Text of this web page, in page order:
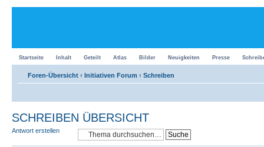
Startseite Inhalt Geteilt Atlas Bilder Neuigkeiten Presse
Foren-Übersicht ‹ Initiativen Forum ‹ Schreiben
SCHREIBEN ÜBERSICHT
Antwort erstellen